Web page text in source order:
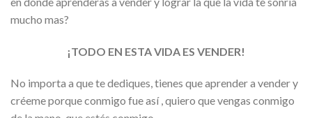
mucho mas?
¡TODO EN ESTA VIDA ES VENDER!
No importa a que te dediques, tienes que aprender a vender y
créeme porque conmigo fue así , quiero que vengas conmigo